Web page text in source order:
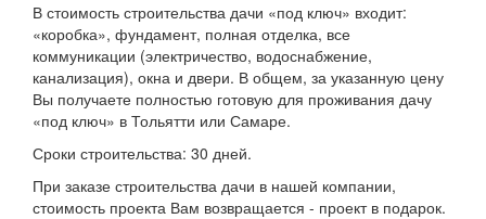
В стоимость строительства дачи «под ключ» входит:
«коробка», фундамент, полная отделка, все
коммуникации (электричество, водоснабжение,
канализация), окна и двери. В общем, за указанную цену
Вы получаете полностью готовую для проживания дачу
«под ключ» в Тольятти или Самаре.
Сроки строительства: 30 дней.
При заказе строительства дачи в нашей компании,
стоимость проекта Вам возвращается - проект в подарок.